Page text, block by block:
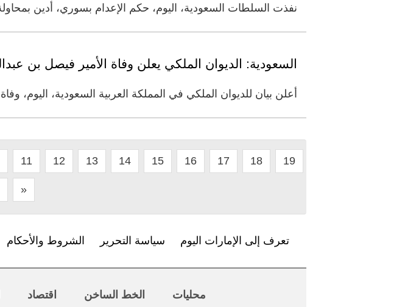
نفذت السلطات السعودية، اليوم، حكم الإعدام بسوري، أدين
السعودية: الديوان الملكي يعلن وفاة الأمير فيصل بن
أعلن بيان للديوان الملكي في المملكة العربية السعودية،
11 12 13 14 15 16 17 18 19
»
تعرف إلى الإمارات اليوم سياسة التحرير الشروط والأحكام
محليات الخط الساخن اقتصاد